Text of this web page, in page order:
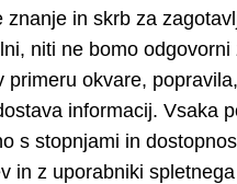
in skrb za
niti ne bomo
okvare,
informacij. Vsaka
s stopnjami in
z uporabniki